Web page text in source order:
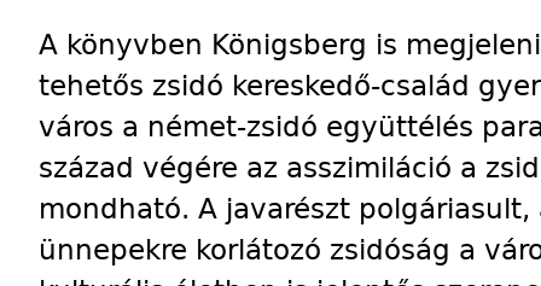
A könyvben Königsberg is
tehetős zsidó kereskedő-család
város a német-zsidó együttélés
század végére az asszimiláció a
mondható. A javarészt polgáriasult,
ünnepekre korlátozó zsidóság a